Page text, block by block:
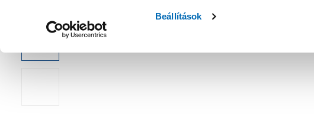
Beállítások